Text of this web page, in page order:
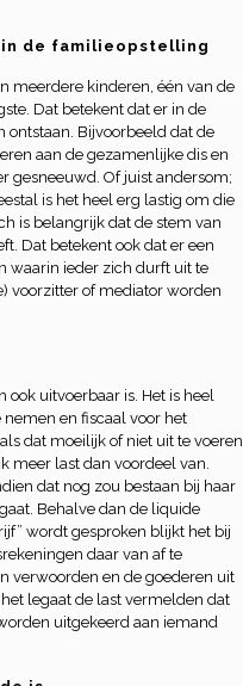
de familieopstelling
meerdere kinderen, één van de
Dat betekent dat er in de
Bijvoorbeeld dat de
aan de gezamenlijke dis en
gesneeuwd. Of juist andersom;
is het heel erg lastig om die
is belangrijk dat de stem van
Dat betekent ook dat er een
waarin ieder zich durft uit te
voorzitter of mediator worden
uitvoerbaar is. Het is heel
en fiscaal voor het
dat moeilijk of niet uit te voeren
meer last dan voordeel van.
dat nog zou bestaan bij haar
Behalve dan de liquide
wordt gesproken blijkt het bij
daar van af te
verwoorden en de goederen uit
legaat de last vermelden dat
uitgekeerd aan iemand